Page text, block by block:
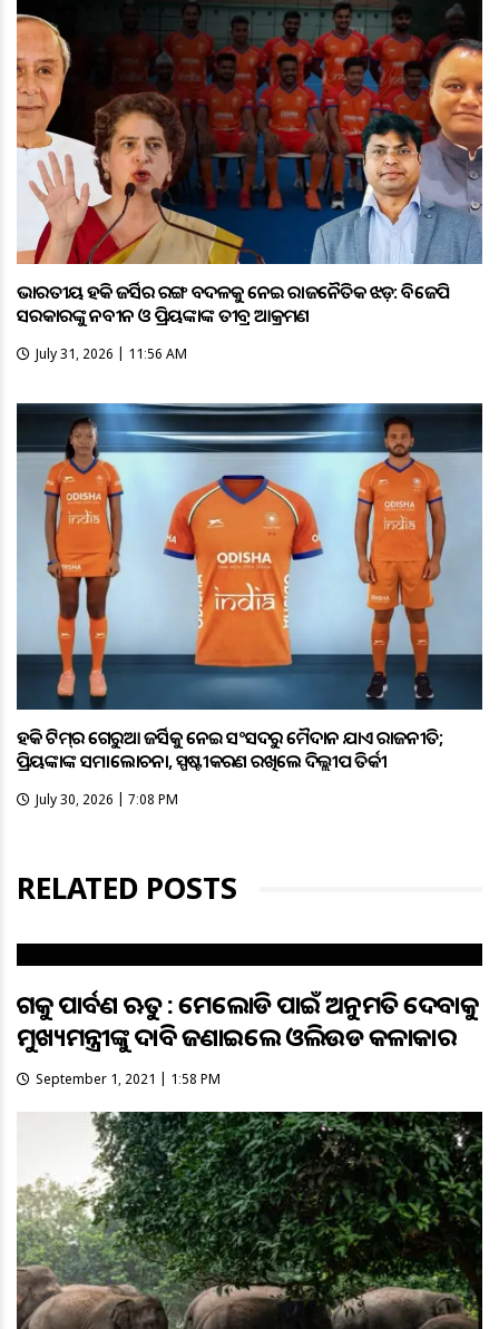
ଭାରତୀୟ ହକି ଜର୍ସିର ରଙ୍ଗ ବଦଳକୁ ନେଇ ରାଜନୈତିକ ଝଡ଼: ବିଜେପି
ସରକାରଙ୍କୁ ନବୀନ ଓ ପ୍ରିୟଙ୍କାଙ୍କ ତୀବ୍ର ଆକ୍ରମଣ
July 31, 2026 | 11:56 AM
ହକି ଟିମ୍‌ର ଗେରୁଆ ଜର୍ସିକୁ ନେଇ ସଂସଦରୁ ମୈଦାନ ଯାଏଁ ରାଜନୀତି;
ପ୍ରିୟଙ୍କାଙ୍କ ସମାଲୋଚନା, ସ୍ପଷ୍ଟୀକରଣ ରଖିଲେ ଦିଲ୍ଲୀପ ତିର୍କୀ
July 30, 2026 | 7:08 PM
RELATED POSTS
ଆଗକୁ ପାର୍ବଣ ଋତୁ : ମେଲୋଡି ପାଇଁ ଅନୁମତି ଦେବାକୁ
ମୁଖ୍ୟମନ୍ତ୍ରୀଙ୍କୁ ଦାବି ଜଣାଇଲେ ଓଲିଉଡ କଳାକାର
September 1, 2021 | 1:58 PM